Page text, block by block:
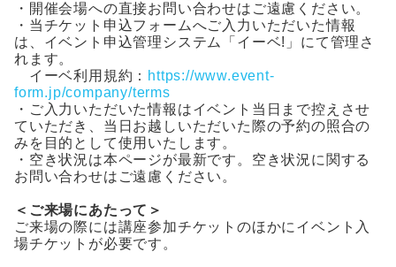
・開催会場への直接お問い合わせはご遠慮ください。
・当チケット申込フォームへご入力いただいた情報
は、イベント申込管理システム「イーベ!」にて管理さ
れます。
イーベ利用規約： https://www.event-
form.jp/company/terms
・ご入力いただいた情報はイベント当日まで控えさせ
ていただき、当日お越しいただいた際の予約の照合の
みを目的として使用いたします。
・空き状況は本ページが最新です。空き状況に関する
お問い合わせはご遠慮ください。
＜ご来場にあたって＞
ご来場の際には講座参加チケットのほかにイベント入
場チケットが必要です。